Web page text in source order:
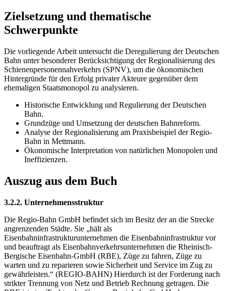
Zielsetzung und thematische
Schwerpunkte
Die vorliegende Arbeit untersucht die Deregulierung der Deutschen
Bahn unter besonderer Berücksichtigung der Regionalisierung des
Schienenpersonennahverkehrs (SPNV), um die ökonomischen
Hintergründe für den Erfolg privater Akteure gegenüber dem
ehemaligen Staatsmonopol zu analysieren.
Historische Entwicklung und Regulierung der Deutschen
Bahn.
Grundzüge und Umsetzung der deutschen Bahnreform.
Analyse der Regionalisierung am Praxisbeispiel der Regio-
Bahn in Mettmann.
Ökonomische Interpretation von natürlichen Monopolen und
Ineffizienzen.
Auszug aus dem Buch
3.2.2. Unternehmensstruktur
Die Regio-Bahn GmbH befindet sich im Besitz der an die Strecke
angrenzenden Städte. Sie „hält als
Eisenbahninfrastrukturunternehmen die Eisenbahninfrastruktur vor
und beauftragt als Eisenbahnverkehrsunternehmen die Rheinisch-
Bergische Eisenbahn-GmbH (RBE), Züge zu fahren, Züge zu
warten und zu reparieren sowie Sicherheit und Service im Zug zu
gewährleisten.“ (REGIO-BAHN) Hierdurch ist der Forderung nach
strikter Trennung von Netz und Betrieb Rechnung getragen. Die